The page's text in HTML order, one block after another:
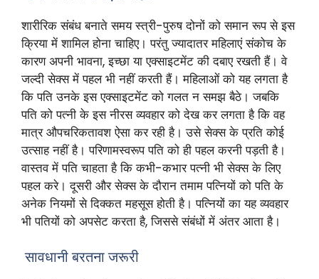
शारीरिक संबंध बनाते समय स्त्री-पुरुष दोनों को समान रूप से इस
क्रिया में शामिल होना चाहिए। परंतु ज्यादातर महिलाएं संकोच के
कारण अपनी भावना, इच्छा या एक्साइटमेंट की दबाए रखती हैं। वे
जल्दी सेक्स में पहल भी नहीं करती हैं। महिलाओं को यह लगता है
कि पति उनके इस एक्साइटमेंट को गलत न समझ बैठे। जबकि
पति को पत्नी के इस नीरस व्यवहार को देख कर लगता है कि वह
मात्र औपचरिकतावश ऐसा कर रही है। उसे सेक्स के प्रति कोई
उत्साह नहीं है। परिणामस्वरूप पति को ही पहल करनी पड़ती है।
वास्तव में पति चाहता है कि कभी-कभार पत्नी भी सेक्स के लिए
पहल करे। दूसरी और सेक्स के दौरान तमाम पत्नियों को पति के
अनेक नियमों से दिक्कत महसूस होती है। पत्नियों का यह व्यवहार
भी पतियों को अपसेट करता है, जिससे संबंधों में अंतर आता है।
सावधानी बरतना जरूरी